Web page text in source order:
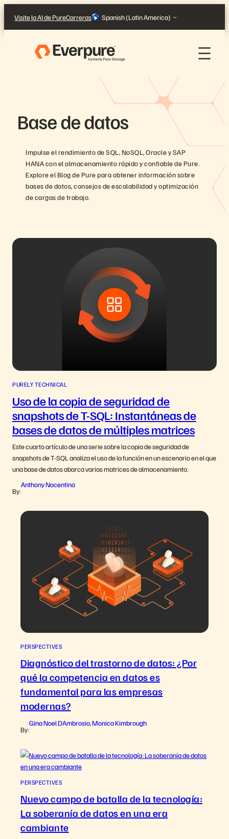
content
Visite la AI de PureCarreras Spanish (Latin America)
Base de datos
Impulse el rendimiento de SQL, NoSQL, Oracle y SAP
HANA con el almacenamiento rápido y confiable de Pure.
Explore el Blog de Pure para obtener información sobre
bases de datos, consejos de escalabilidad y optimización
de cargas de trabajo.
PURELY TECHNICAL
Uso de la copia de seguridad de
snapshots de T-SQL: Instantáneas de
bases de datos de múltiples matrices
Este cuarto artículo de una serie sobre la copia de seguridad de
snapshots de T-SQL analiza el uso de la función en un escenario en el que
una base de datos abarca varias matrices de almacenamiento.
By:
Anthony Nocentino
PERSPECTIVES
Diagnóstico del trastorno de datos: ¿Por
qué la competencia en datos es
fundamental para las empresas
modernas?
By:
Gina Noel DAmbrosio,Monica Kimbrough
PERSPECTIVES
Nuevo campo de batalla de la tecnología:
La soberanía de datos en una era
cambiante